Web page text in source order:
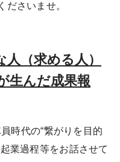
ださいませ。
（求める人）
生んだ成果報
時代の“繋がりを目的
業過程等をお話させて